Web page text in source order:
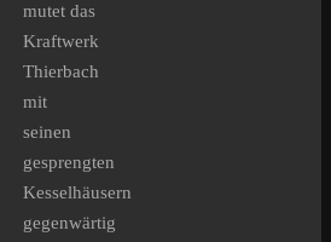
mutet das
Kraftwerk
Thierbach
mit
seinen
gesprengten
Kesselhäusern
gegenwärtig